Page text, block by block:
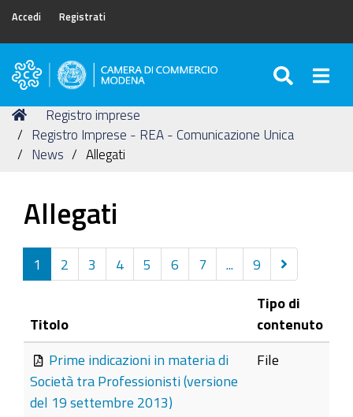
Accedi Registrati
Camera
Commercio
di
Modena
Tu
sei
qui:
Home
Registro imprese
Registro Imprese - REA - Comunicazione Unica
News
Allegati
Allegati
1 2 3 4 5 6 7 9
Successivi
20
elementi
Titolo
Tipo di
contenuto
Prime indicazioni in materia di
Società tra Professionisti (versione
del 19 settembre 2013)
File